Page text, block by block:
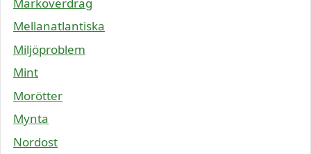
Mellanatlantiska
Miljöproblem
Mint
Morötter
Mynta
Nordost